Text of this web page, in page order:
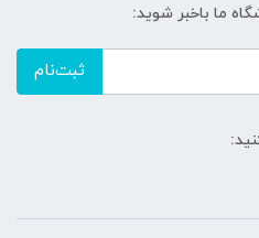
ما باخبر شوید:
ثبت‌نام